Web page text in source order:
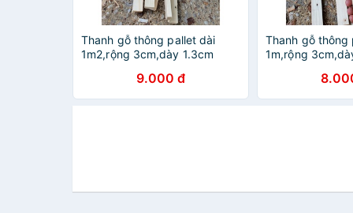
Thanh gỗ thông pallet dài
1m2,rộng 3cm,dày 1.3cm
công, làm khung sườn,đóng
thùng pallet
9.000 đ
Thanh gỗ thông
1m,rộng
làm khung
pallet